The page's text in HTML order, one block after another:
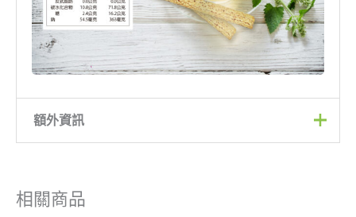
額外資訊
紅藜棒款式
相關商品